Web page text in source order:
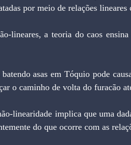
por meio de relações
o caminho de volta do furacão
do que ocorre com as